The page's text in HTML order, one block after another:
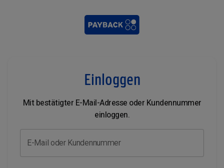
Einloggen
Mit bestätigter E-Mail-Adresse oder Kundennummer
einloggen.
E-Mail oder Kundennummer